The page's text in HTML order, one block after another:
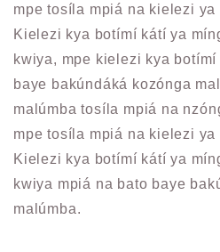
mpe tosíla mpiá na kielezi
Kielezi kya botímí kátí ya
kwiya, mpe kielezi kya
baye bakúndáká kozónga
malúmba tosíla mpiá na
mpe tosíla mpiá na kielezi ya
Kielezi kya botímí kátí ya
kwiya mpiá na bato baye
malúmba.